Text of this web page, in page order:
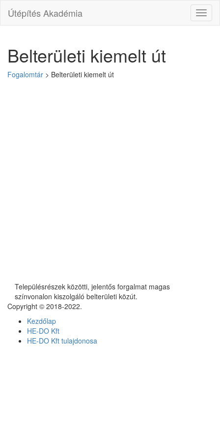
Útépítés Akadémia
Belterületi kiemelt út
Fogalomtár > Belterületi kiemelt út
Településrészek közötti, jelentős forgalmat magas
színvonalon kiszolgáló belterületi közút.
Copyright © 2018-2022.
Kezdőlap
HE-DO Kft
HE-DO Kft tulajdonosa